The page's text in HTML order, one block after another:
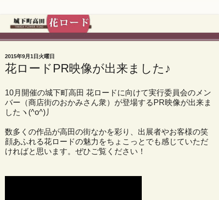
2015年9月1日火曜日
花ロードPR映像が出来ました♪
10月開催の城下町高田 花ロードに向けて実行委員会のメン
バー（商店街のおかみさん衆）が登場するPR映像が出来ま
したヽ(^o^)丿
数多くの作品が高田の街なかを彩り、出展者やお客様の笑
顔あふれる花ロードの魅力をちょこっとでも感じていただ
ければと思います。ぜひご覧ください！